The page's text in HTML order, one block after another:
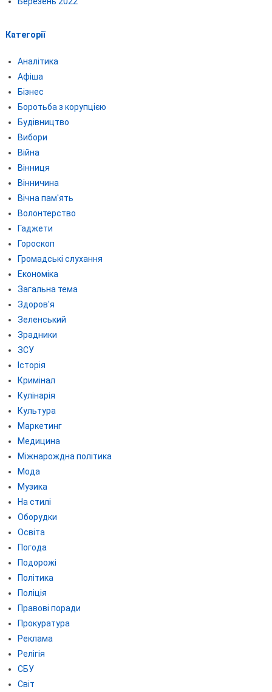
Категорії
Аналітика
Афіша
Бізнес
Боротьба з корупцією
Будівництво
Вибори
Війна
Вінниця
Вінничина
Вічна пам'ять
Волонтерство
Гаджети
Гороскоп
Громадські слухання
Економіка
Загальна тема
Здоров'я
Зеленський
Зрадники
ЗСУ
Історія
Кримінал
Кулінарія
Культура
Маркетинг
Медицина
Міжнарождна політика
Мода
Музика
На стилі
Оборудки
Освіта
Погода
Подорожі
Політика
Поліція
Правові поради
Прокуратура
Реклама
Релігія
СБУ
Світ